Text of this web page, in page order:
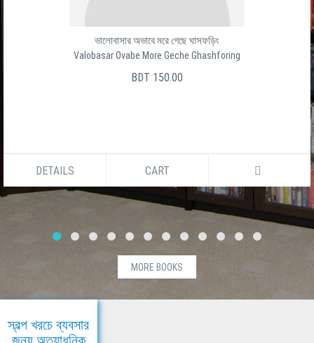
ভালোবাসার অভাবে মরে গেছে ঘাসফড়িং
Valobasar Ovabe More Geche Ghashforing
BDT 150.00
DETAILS CART
MORE BOOKS
স্বল্প খরচে ব্যবসার